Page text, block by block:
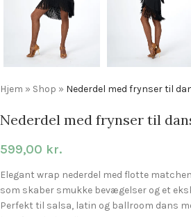
Hjem » Shop » Nederdel med frynser til
Nederdel med frynser til
599,00 kr.
Elegant wrap nederdel med flotte
som skaber smukke bevægelser og et
Perfekt til salsa, latin og ballroom dans